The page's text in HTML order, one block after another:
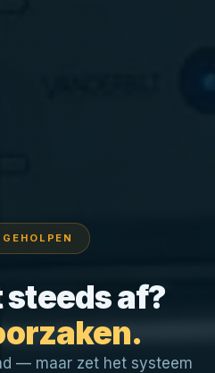
af?
— maar zet het systeem